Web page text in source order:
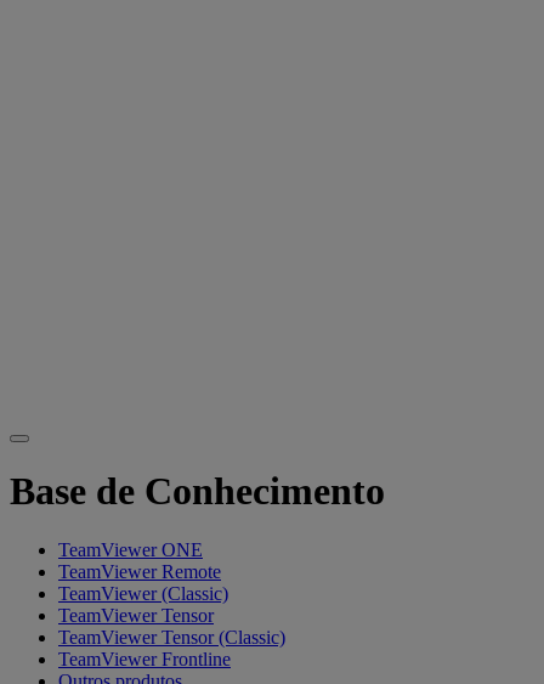
Base de Conhecimento
TeamViewer ONE
TeamViewer Remote
TeamViewer (Classic)
TeamViewer Tensor
TeamViewer Tensor (Classic)
TeamViewer Frontline